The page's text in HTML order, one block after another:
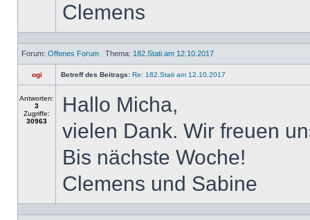
Clemens
Forum: Offenes Forum Thema: 182.Stati am 12.10.2017
ogi Betreff des Beitrags: Re: 182.Stati am 12.10.2017
Antworten:
3
Zugriffe:
30963
Hallo Micha,
vielen Dank. Wir freuen
Bis nächste Woche!
Clemens und Sabine